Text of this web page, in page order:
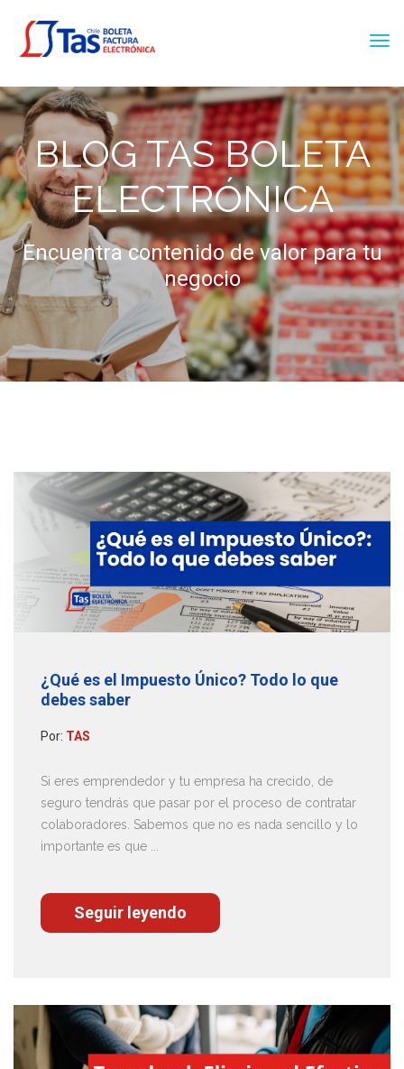
BLOG TAS BOLETA
ELECTRÓNICA
Encuentra contenido de valor para tu
negocio
¿Qué es el Impuesto Único? Todo lo que
debes saber
Por: TAS
Si eres emprendedor y tu empresa ha crecido, de
seguro tendrás que pasar por el proceso de contratar
colaboradores. Sabemos que no es nada sencillo y lo
importante es que ...
Seguir leyendo